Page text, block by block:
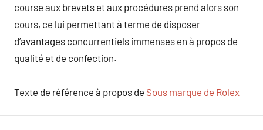
course aux brevets et aux procédures prend alors son
cours, ce lui permettant à terme de disposer
d’avantages concurrentiels immenses en à propos de
qualité et de confection.
Texte de référence à propos de Sous marque de Rolex